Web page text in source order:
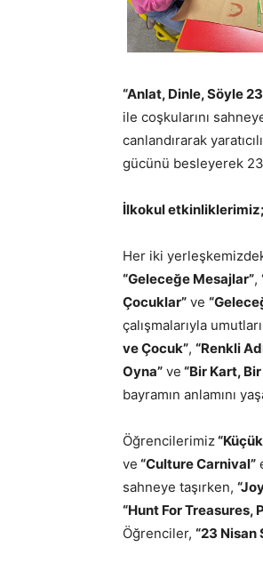
“Anlat, Dinle, Söyle
ile coşkularını
canlandırarak
gücünü besleyerek
İlkokul etkinliklerimiz;
Her iki
“Geleceğe Mesajlar”,
Çocuklar” ve
çalışmalarıyla
ve Çocuk”, “Renkli
Oyna” ve “Bir Kart,
bayramın anlamını
Öğrencilerimiz
ve “Culture Carnival”
sahneye taşırken,
“Hunt For Treasures,
Öğrenciler, “23 Nisan